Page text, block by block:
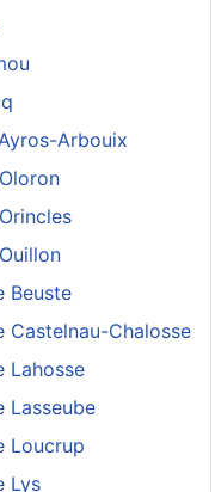
Arbouix
Beuste
Castelnau-Chalosse
Lahosse
Lasseube
Loucrup
Lys